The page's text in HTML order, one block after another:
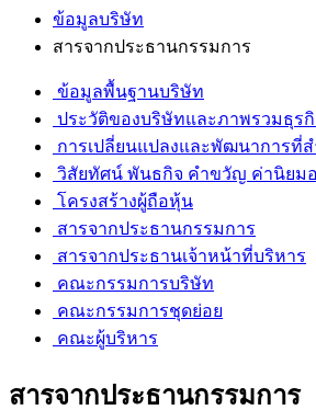
ข้อมูลบริษัท
สารจากประธานกรรมการ
ข้อมูลพื้นฐานบริษัท
ประวัติของบริษัทและภาพรวมธุรกิ
การเปลี่ยนแปลงและพัฒนาการที่
วิสัยทัศน์ พันธกิจ คำขวัญ ค่านิยม
โครงสร้างผู้ถือหุ้น
สารจากประธานกรรมการ
สารจากประธานเจ้าหน้าที่บริหาร
คณะกรรมการบริษัท
คณะกรรมการชุดย่อย
คณะผู้บริหาร
สารจากประธานกรรมการ